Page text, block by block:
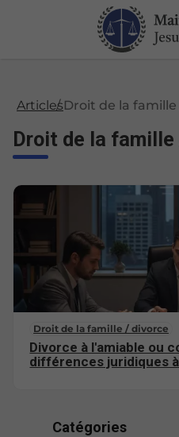
Catégories
ArticlesDroit de la
Droit de la
Droit de la famille / divorce
Divorce à l'amiable ou
différences juridiques